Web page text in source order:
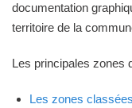
documentation
territoire de la
Les principales zones
Les zones